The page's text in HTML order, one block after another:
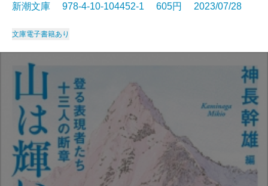
新潮文庫 978-4-10-104452-1 605円 2023/07/28
文庫電子書籍あり